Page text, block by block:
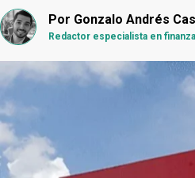
Por Gonzalo Andrés
Redactor especialista en